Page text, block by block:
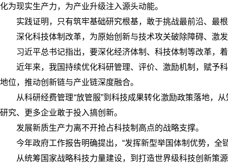
化为现实生产力，为产业升级注入源头动能。
实践证明，只有筑牢基础研究根基，敢于挑战最前沿、最
深化科技体制改革，为原始创新与技术攻关破除障碍、激
习近平总书记指出，要深化经济体制、科技体制等改革，
近年来，我国持续优化科研管理、评价、激励机制，赋予
地位，推动创新链与产业链深度融合。
从科研经费管理“放管服”到科技成果转化激励政策落地，
研究、更多企业敢于投入搞创新。
发展新质生产力离不开抢占科技制高点的战略支撑。
今年政府工作报告明确提出，“发挥新型举国体制优势，全
从统筹国家战略科技力量建设，到打造世界级科技创新策